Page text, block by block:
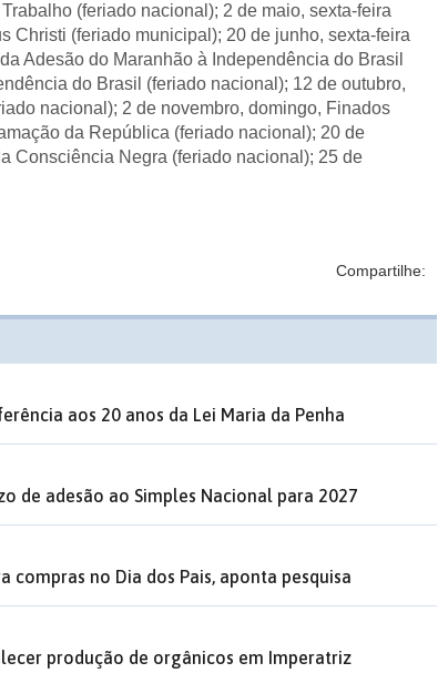
(feriado nacional); 2 de maio, sexta-feira
Christi (feriado municipal); 20 de junho, sexta-feira
Adesão do Maranhão à Independência do Brasil
do Brasil (feriado nacional); 12 de outubro,
nacional); 2 de novembro, domingo, Finados
da República (feriado nacional); 20 de
Consciência Negra (feriado nacional); 25 de
Compartilhe:
aos 20 anos da Lei Maria da Penha
de adesão ao Simples Nacional para 2027
no Dia dos Pais, aponta pesquisa
produção de orgânicos em Imperatriz